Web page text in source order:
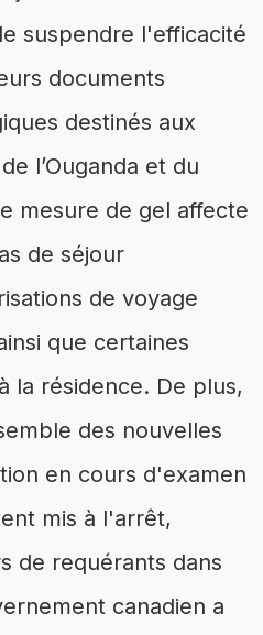
suspendre l'efficacité
documents
destinés aux
l’Ouganda et du
mesure de gel affecte
de séjour
de voyage
que certaines
la résidence. De plus,
des nouvelles
en cours d'examen
mis à l'arrêt,
de requérants dans
canadien a